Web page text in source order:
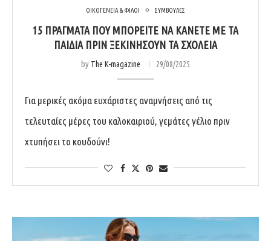
ΟΙΚΟΓΕΝΕΙΑ & ΦΙΛΟΙ ΣΥΜΒΟΥΛΕΣ
15 ΠΡΆΓΜΑΤΑ ΠΟΥ ΜΠΟΡΕΊΤΕ ΝΑ ΚΆΝΕΤΕ ΜΕ ΤΑ
ΠΑΙΔΙΆ ΠΡΙΝ ΞΕΚΙΝΉΣΟΥΝ ΤΑ ΣΧΟΛΕΊΑ
by The K-magazine 29/08/2025
Για μερικές ακόμα ευχάριστες αναμνήσεις από τις
τελευταίες μέρες του καλοκαιριού, γεμάτες γέλιο πριν
χτυπήσει το κουδούνι!